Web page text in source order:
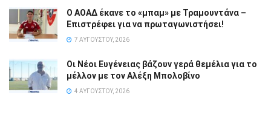
Ο ΑΟΑΔ έκανε το «μπαμ» με Τραμουντάνα –
Επιστρέφει για να πρωταγωνιστήσει!
7 ΑΥΓΟΎΣΤΟΥ, 2026
Οι Νέοι Ευγένειας βάζουν γερά θεμέλια για το
μέλλον με τον Αλέξη Μπολοβίνο
4 ΑΥΓΟΎΣΤΟΥ, 2026